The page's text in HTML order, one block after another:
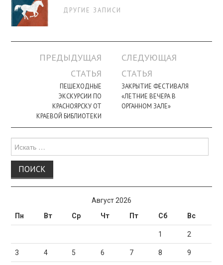
ДРУГИЕ ЗАПИСИ
Навигация
ПРЕДЫДУЩАЯ
СТАТЬЯ
ПЕШЕХОДНЫЕ
ЭКСКУРСИИ ПО
КРАСНОЯРСКУ ОТ
КРАЕВОЙ БИБЛИОТЕКИ
СЛЕДУЮЩАЯ
СТАТЬЯ
ЗАКРЫТИЕ ФЕСТИВАЛЯ
«ЛЕТНИЕ ВЕЧЕРА В
ОРГАННОМ ЗАЛЕ»
для:
Август 2026
Пн
Вт Ср Чт Пт Сб Вс
1 2
3 4 5 6 7 8 9